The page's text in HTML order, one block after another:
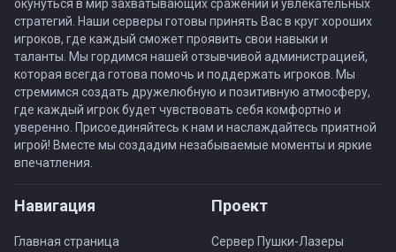
окунуться в мир захватывающих сражений и увлекательных
стратегий. Наши серверы готовы принять Вас в круг хороших
игроков, где каждый сможет проявить свои навыки и
таланты. Мы гордимся нашей отзывчивой администрацией,
которая всегда готова помочь и поддержать игроков. Мы
стремимся создать дружелюбную и позитивную атмосферу,
где каждый игрок будет чувствовать себя комфортно и
уверенно. Присоединяйтесь к нам и наслаждайтесь приятной
игрой! Вместе мы создадим незабываемые моменты и яркие
впечатления.
Навигация
Главная страница
Проект
Сервер Пушки-Лазеры